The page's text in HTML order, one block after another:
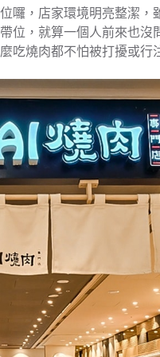
囉，店家環境明亮整潔，
位，就算一個人前來也
吃燒肉都不怕被打擾或行